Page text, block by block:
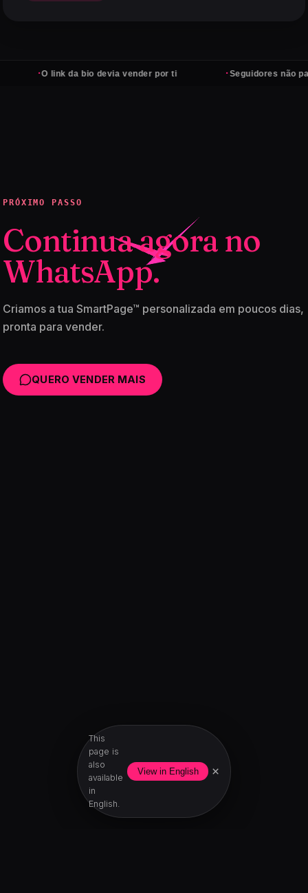
This
page is
also
available
in
English.
View in English ×
O link da bio devia vender por ti Seguidores não pagam
PRÓXIMO PASSO
Continua agora no
WhatsApp.
Criamos a tua SmartPage™ personalizada em poucos dias,
pronta para vender.
QUERO VENDER MAIS